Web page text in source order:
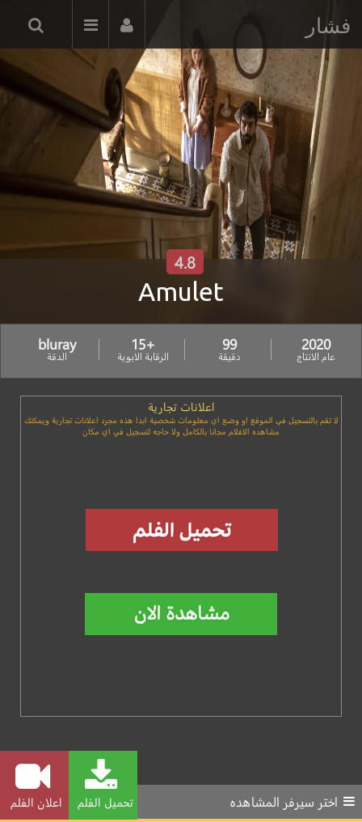
فشار
Amulet
4.8
2020
عام الانتاج
99
دقيقة
+15
الرقابة الابوية
bluray
الدقة
اعلانات تجارية
لا تقم بالتسجيل في الموقع او وضع اي معلومات شخصية ابدا هذه مجرد اعلانات تجارية ويمكنك
مشاهده الافلام مجانا بالكامل ولا حاجه لتسجيل في اي مكان
تحميل الفلم اعلان الفلم اختر سيرفر المشاهده